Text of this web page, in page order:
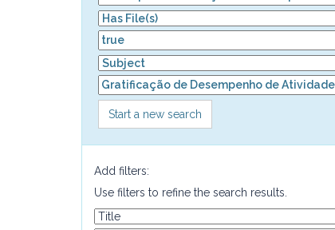
Start a new search
Add filters:
Use filters to refine the search results.